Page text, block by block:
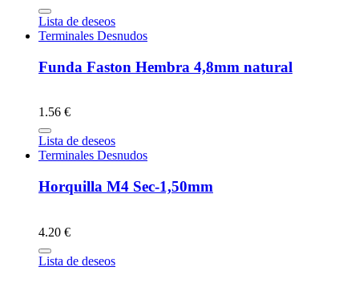
Lista de deseos
Terminales Desnudos
Funda Faston Hembra 4,8mm natural
1.56 €
Lista de deseos
Terminales Desnudos
Horquilla M4 Sec-1,50mm
4.20 €
Lista de deseos